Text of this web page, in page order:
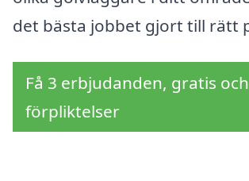
det bästa jobbet gjort till rätt
Få 3 erbjudanden, gratis
förpliktelser